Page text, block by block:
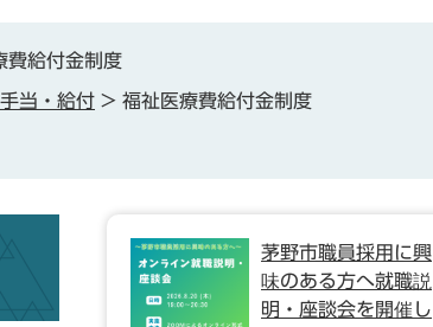
費給付金制度
当・給付 > 福祉医療費給付金制度
茅野市職員採用に興
味のある方へ就職説
明・座談会を開催し